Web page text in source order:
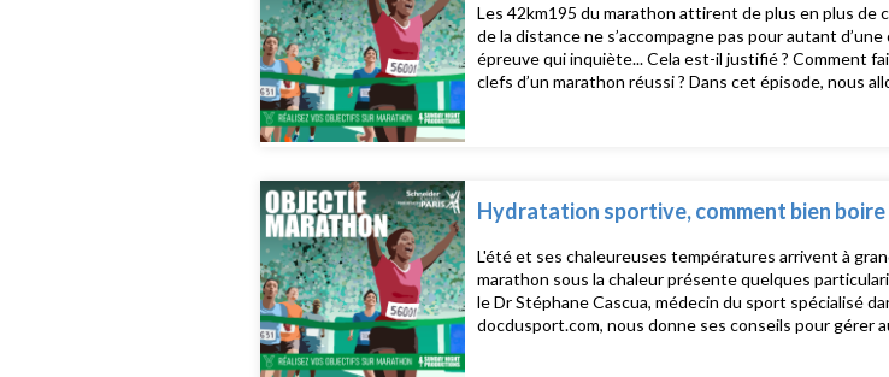
Les 42km195 du marathon attirent de plus en plus
de la distance ne s’accompagne pas pour autant
épreuve qui inquiète... Cela est-il justifié ? Comment
clefs d’un marathon réussi ? Dans cet épisode, nous
Hydratation sportive, comment bien boire
L'été et ses chaleureuses températures arrivent à
marathon sous la chaleur présente quelques
le Dr Stéphane Cascua, médecin du sport spécialisé
docdusport.com, nous donne ses conseils pour